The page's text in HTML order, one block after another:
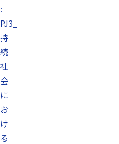
:
PJ3_
持
続
社
会
に
お
け
る